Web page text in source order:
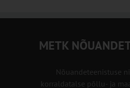
METK
Nõuandeteenistuse
korraldatalse põllu- ja